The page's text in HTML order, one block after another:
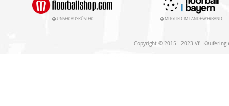
UNSER AUSRÜSTER MITGLIED IM LANDESVERBAND
Copyright © 2015 - 2023 VfL